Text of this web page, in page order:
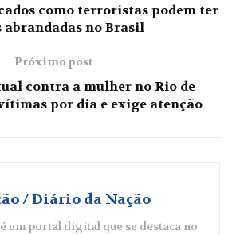
como terroristas podem ter
abrandadas no Brasil
Próximo post
contra a mulher no Rio de
por dia e exige atenção
/ Diário da Nação
um portal digital que se destaca no